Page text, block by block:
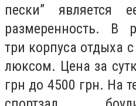
пески” является
размеренность. В
три корпуса отдыха
люксом. Цена за
грн до 4500 грн. На